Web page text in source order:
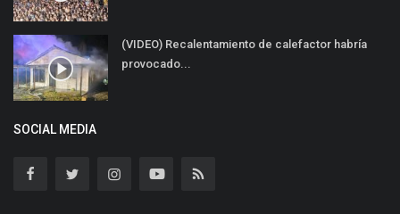
(VIDEO) Recalentamiento de calefactor habría
provocado...
SOCIAL MEDIA